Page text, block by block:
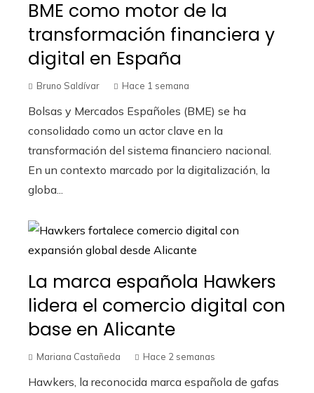
BME como motor de la
transformación financiera y
digital en España
Bruno Saldívar Hace 1 semana
Bolsas y Mercados Españoles (BME) se ha
consolidado como un actor clave en la
transformación del sistema financiero nacional.
En un contexto marcado por la digitalización, la
globa...
La marca española Hawkers
lidera el comercio digital con
base en Alicante
Mariana Castañeda Hace 2 semanas
Hawkers, la reconocida marca española de gafas